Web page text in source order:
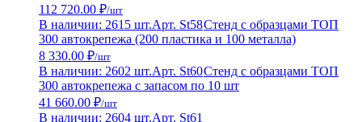
112 720.00 ₽/шт
В наличии: 2615 шт.Арт. St58Стенд с образцами ТОП
300 автокрепежа (200 пластика и 100 металла)
8 330.00 ₽/шт
В наличии: 2602 шт.Арт. St60Стенд с образцами ТОП
300 автокрепежа с запасом по 10 шт
41 660.00 ₽/шт
В наличии: 2604 шт.Арт. St61